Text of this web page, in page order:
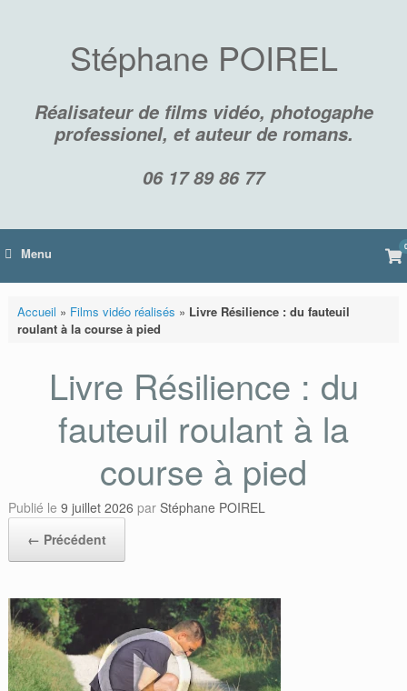
Stéphane POIREL
Réalisateur de films vidéo, photogaphe
professionel, et auteur de romans.
06 17 89 86 77
Menu 0
Accueil » Films vidéo réalisés » Livre Résilience : du fauteuil
roulant à la course à pied
Livre Résilience : du
fauteuil roulant à la
course à pied
Publié le 9 juillet 2026 par Stéphane POIREL
← Précédent